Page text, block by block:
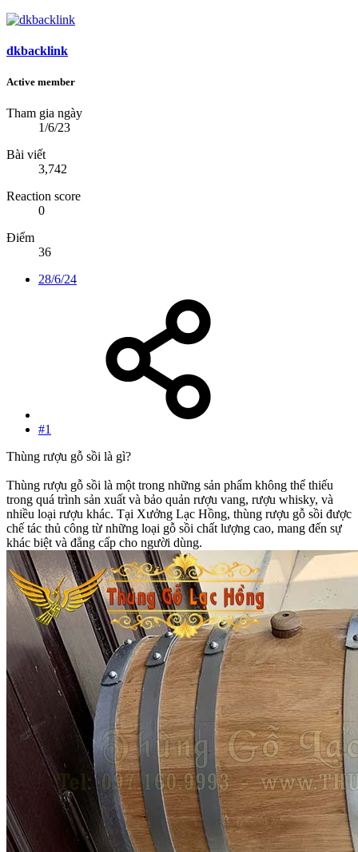
dkbacklink
Active member
Tham gia ngày
1/6/23
Bài viết
3,742
Reaction score
0
Điểm
36
28/6/24
#1
Thùng rượu gỗ sồi là gì?
Thùng rượu gỗ sồi là một trong những sản phẩm không thể thiếu
trong quá trình sản xuất và bảo quản rượu vang, rượu whisky, và
nhiều loại rượu khác. Tại Xưởng Lạc Hồng, thùng rượu gỗ sồi được
chế tác thủ công từ những loại gỗ sồi chất lượng cao, mang đến sự
khác biệt và đẳng cấp cho người dùng.